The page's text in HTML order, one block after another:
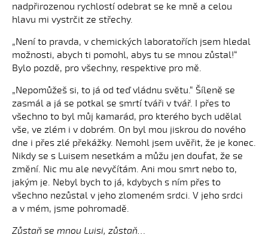
nadpřirozenou rychlostí odebrat se ke mně a celou
hlavu mi vystrčit ze střechy.
„Není to pravda, v chemických laboratořích jsem hledal
možnosti, abych ti pomohl, abys tu se mnou zůstal!“
Bylo pozdě, pro všechny, respektive pro mě.
„Nepomůžeš si, to já od teď vládnu světu.“ Šíleně se
zasmál a já se potkal se smrtí tváři v tvář. I přes to
všechno to byl můj kamarád, pro kterého bych udělal
vše, ve zlém i v dobrém. On byl mou jiskrou do nového
dne i přes zlé překážky. Nemohl jsem uvěřit, že je konec.
Nikdy se s Luisem nesetkám a můžu jen doufat, že se
změní. Nic mu ale nevyčítám. Ani mou smrt nebo to,
jakým je. Nebyl bych to já, kdybych s ním přes to
všechno nezůstal v jeho zlomeném srdci. V jeho srdci
a v mém, jsme pohromadě.
Zůstaň se mnou Luisi, zůstaň…